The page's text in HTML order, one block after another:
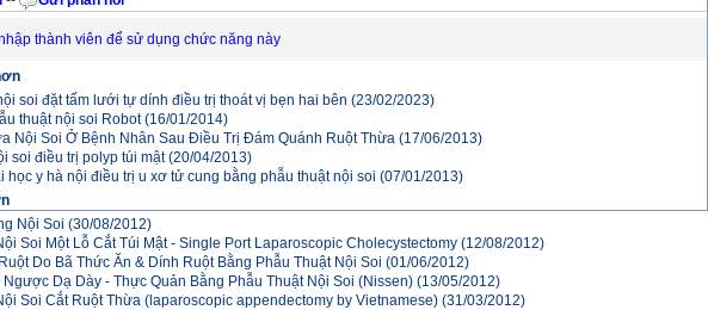
thành viên để sử dụng chức năng này
soi đặt tấm lưới tự dính điều trị thoát vị bẹn hai bên (23/02/2023)
thuật nội soi Robot (16/01/2014)
Nội Soi Ở Bệnh Nhân Sau Điều Trị Đám Quánh Ruột Thừa (17/06/2013)
soi điều trị polyp túi mật (20/04/2013)
học y hà nội điều trị u xơ tử cung bằng phẫu thuật nội soi (07/01/2013)
Nội Soi (30/08/2012)
Soi Một Lỗ Cắt Túi Mật - Single Port Laparoscopic Cholecystectomy (12/08/2012)
Do Bã Thức Ăn & Dính Ruột Bằng Phẫu Thuật Nội Soi (01/06/2012)
Dạ Dày - Thực Quản Bằng Phẫu Thuật Nội Soi (Nissen) (13/05/2012)
Soi Cắt Ruột Thừa (laparoscopic appendectomy by Vietnamese) (31/03/2012)